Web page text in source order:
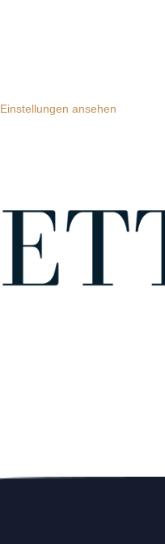
Einstellungen ansehen